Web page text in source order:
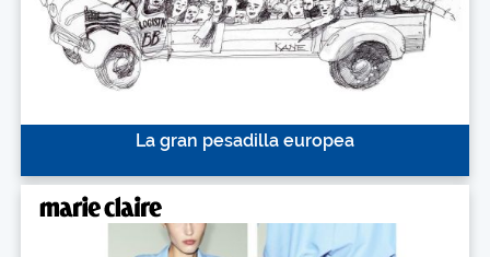
La gran pesadilla europea